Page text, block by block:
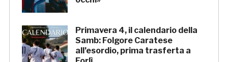
Primavera 4, il calendario della
Samb: Folgore Caratese
all’esordio, prima trasferta a